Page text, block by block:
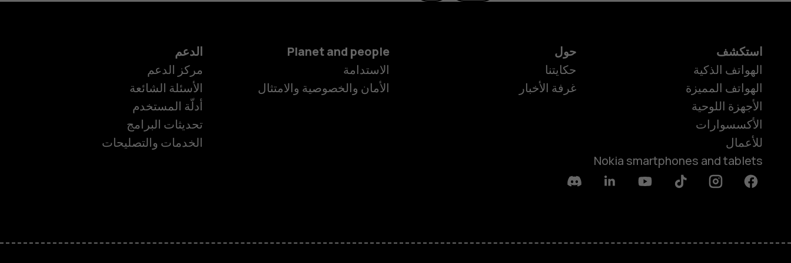
الهواتف الذكية
HMD DUB
استكشف
الهواتف الذكية
الهواتف المميزة
الأجهزة اللوحية
الأكسسوارات
للأعمال
Nokia smartphones and tablets
حول
حكايتنا
غرفة الأخبار
Planet and people
الاستدامة
الأمان والخصوصية والامتثال
الدعم
مركز الدعم
الأسئلة الشائعة
أدلّة المستخدم
تحديثات البرامج
الخدمات والتصليحات
Facebook
Instagram
Tiktok
Youtube
Linkedin
Discord